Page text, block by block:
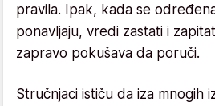
pravila. Ipak, kada se
ponavljaju, vredi zastati i
zapravo pokušava da poruči.
Stručnjaci ističu da iza mnogih